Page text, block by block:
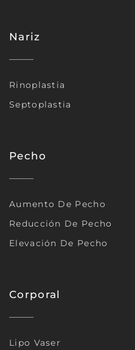
Nariz
Rinoplastia
Septoplastia
Pecho
Aumento De Pecho
Reducción De Pecho
Elevación De Pecho
Corporal
Lipo Vaser